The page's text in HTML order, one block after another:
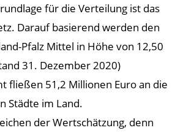
für die Verteilung ist das
Darauf basierend werden den
Pfalz Mittel in Höhe von 12,50
31. Dezember 2020)
fließen 51,2 Millionen Euro an die
Städte im Land.
der Wertschätzung, denn